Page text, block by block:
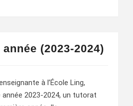
(2023-2024)
à l’École Ling,
2023-2024, un tutorat